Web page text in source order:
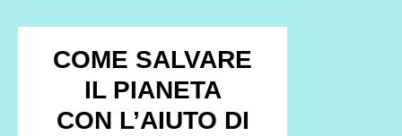
COME SALVARE
IL PIANETA
CON L’AIUTO DI